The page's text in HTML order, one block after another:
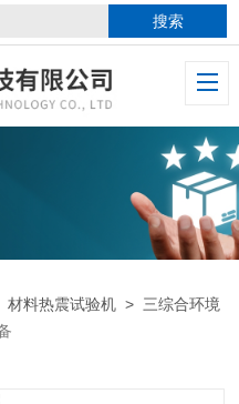
材料热震试验机 > 三综合环境